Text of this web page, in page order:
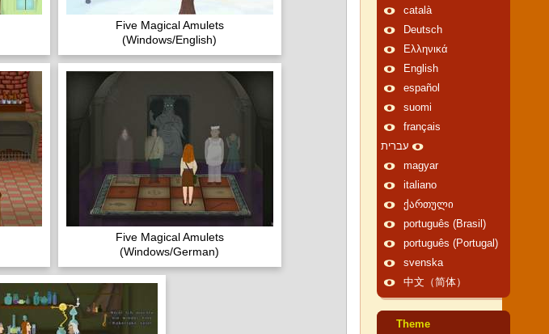
Five Magical Amulets
(Windows/English)
Five Magical Amulets
(Windows/German)
català
Deutsch
Ελληνικά
English
español
suomi
français
עברית
magyar
italiano
ქართული
português (Brasil)
português (Portugal)
svenska
中文（简体）
Theme